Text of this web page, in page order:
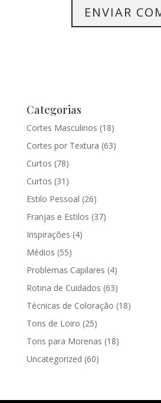
Categorias
Cortes Masculinos (18)
Cortes por Textura (63)
Curtos (78)
Curtos (31)
Estilo Pessoal (26)
Franjas e Estilos (37)
Inspirações (4)
Médios (55)
Problemas Capilares (4)
Rotina de Cuidados (63)
Técnicas de Coloração (18)
Tons de Loiro (25)
Tons para Morenas (18)
Uncategorized (60)